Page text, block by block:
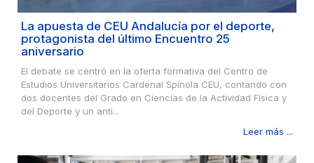
La apuesta de CEU Andalucía por el deporte,
protagonista del último Encuentro 25
aniversario
El debate se centró en la oferta formativa del Centro de
Estudios Universitarios Cardenal Spínola CEU, contando con
dos docentes del Grado en Ciencias de la Actividad Física y
del Deporte y un anti...
Leer más ...